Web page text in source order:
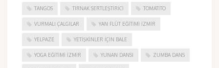
TANGOS TIRNAK SERTLEŞTIRICI TOMATITO
VURMALI ÇALGILAR YAN FLÜT EĞITIMI İZMIR
YELPAZE YETIŞKINLER IÇIN BALE
YOGA EĞITIMI İZMIR YUNAN DANSI ZUMBA DANS